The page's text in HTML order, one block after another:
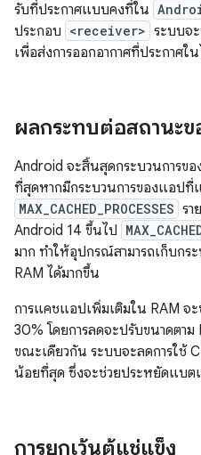
รับที่ประกาศแบบคงที่ใน
ประกอบ <receiver> ระบบจ
เพื่อส่งการออกอากาศที่ประกาศ
ผลกระทบต่อสถานะข
Android จะสิ้นสุดกระบวนการข
ที่สุดหากมีกระบวนการของแอปที่แ
MAX_CACHED_PROCESSES รา
Android 14 ขึ้นไป
มาก ทำให้อุปกรณ์สามารถเก็บกร
RAM ได้มากขึ้น
การแคชแอปเพิ่มเติมใน RAM จ
30% โดยการลดจะปรับขนาดตา
ขณะเดียวกัน ระบบจะลดการใช้
น้อยที่สุด ซึ่งจะช่วยประหยัดแบตเ
การยกเว้นตู้แช่แข็ง